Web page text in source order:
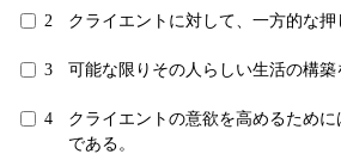
2 クライエントに対して、一方的な
3 可能な限りその人らしい生活の構
4
クライエントの意欲を高めるため
である。